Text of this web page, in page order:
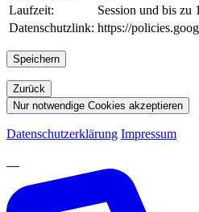
Laufzeit:
Session und bis zu
Datenschutzlink: https://
Speichern
Zurück
Nur notwendige Cookies akzeptieren
Datenschutzerklärung Impressum